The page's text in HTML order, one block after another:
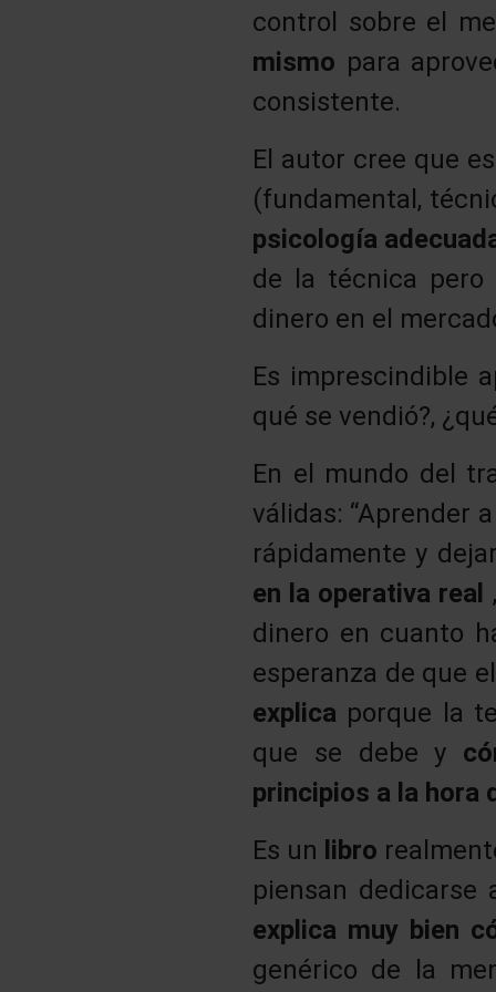
control sobre el
mismo para
consistente.
El autor cree que
(fundamental,
psicología
de la técnica pero
dinero en el
Es imprescindible
qué se vendió?,
En el mundo del
válidas: “Aprender
rápidamente y
en la operativa real
dinero en cuanto
esperanza de que
explica porque la
que se debe y
principios a la hora
Es un libro
piensan
explica muy bien
genérico de la